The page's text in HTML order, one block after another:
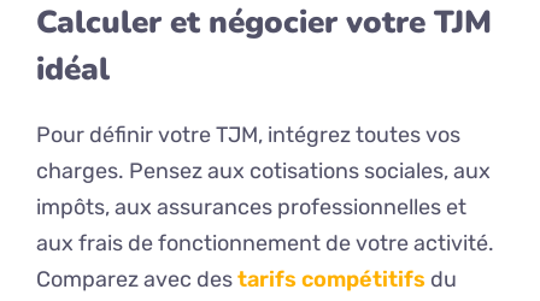
Calculer et négocier votre TJM
idéal
Pour définir votre TJM, intégrez toutes vos
charges. Pensez aux cotisations sociales, aux
impôts, aux assurances professionnelles et
aux frais de fonctionnement de votre activité.
Comparez avec destarifs compétitifs du